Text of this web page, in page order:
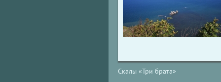
Скалы «Три брата»